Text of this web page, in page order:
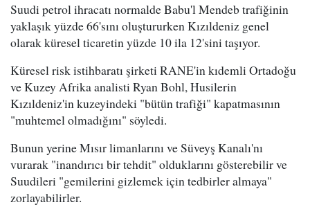
Suudi petrol ihracatı normalde Babu'l Mendeb trafiğinin
yaklaşık yüzde 66'sını oluştururken Kızıldeniz genel
olarak küresel ticaretin yüzde 10 ila 12'sini taşıyor.
Küresel risk istihbaratı şirketi RANE'in kıdemli Ortadoğu
ve Kuzey Afrika analisti Ryan Bohl, Husilerin
Kızıldeniz'in kuzeyindeki "bütün trafiği" kapatmasının
"muhtemel olmadığını" söyledi.
Bunun yerine Mısır limanlarını ve Süveyş Kanalı'nı
vurarak "inandırıcı bir tehdit" olduklarını gösterebilir ve
Suudileri "gemilerini gizlemek için tedbirler almaya"
zorlayabilirler.